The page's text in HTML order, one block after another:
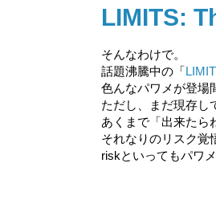
LIMITS:
そんなわけで。
話題沸騰中の「
色んなパワメが登場
ただし、まだ現存し
あくまで「出来たら
それなりのリスク覚
riskといってもパワ